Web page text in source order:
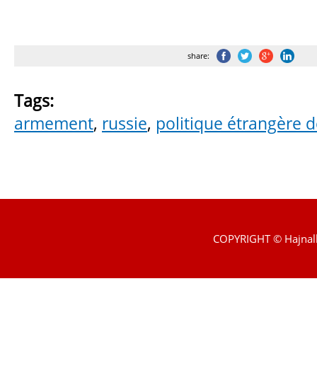
share:
Tags:
armement, russie, politique étrangère
COPYRIGHT ©